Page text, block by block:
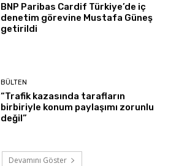
BNP Paribas Cardif Türkiye’de iç
denetim görevine Mustafa Güneş
getirildi
BÜLTEN
“Trafik kazasında tarafların
birbiriyle konum paylaşımı zorunlu
değil”
Devamını Göster